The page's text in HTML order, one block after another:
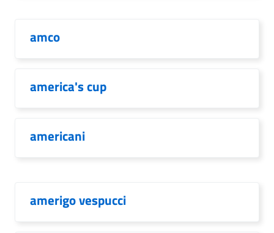
amco
america's cup
americani
amerigo vespucci